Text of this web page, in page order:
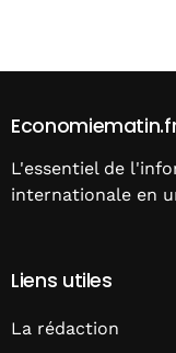
L'essentiel de
internationale en
Liens utiles
La rédaction